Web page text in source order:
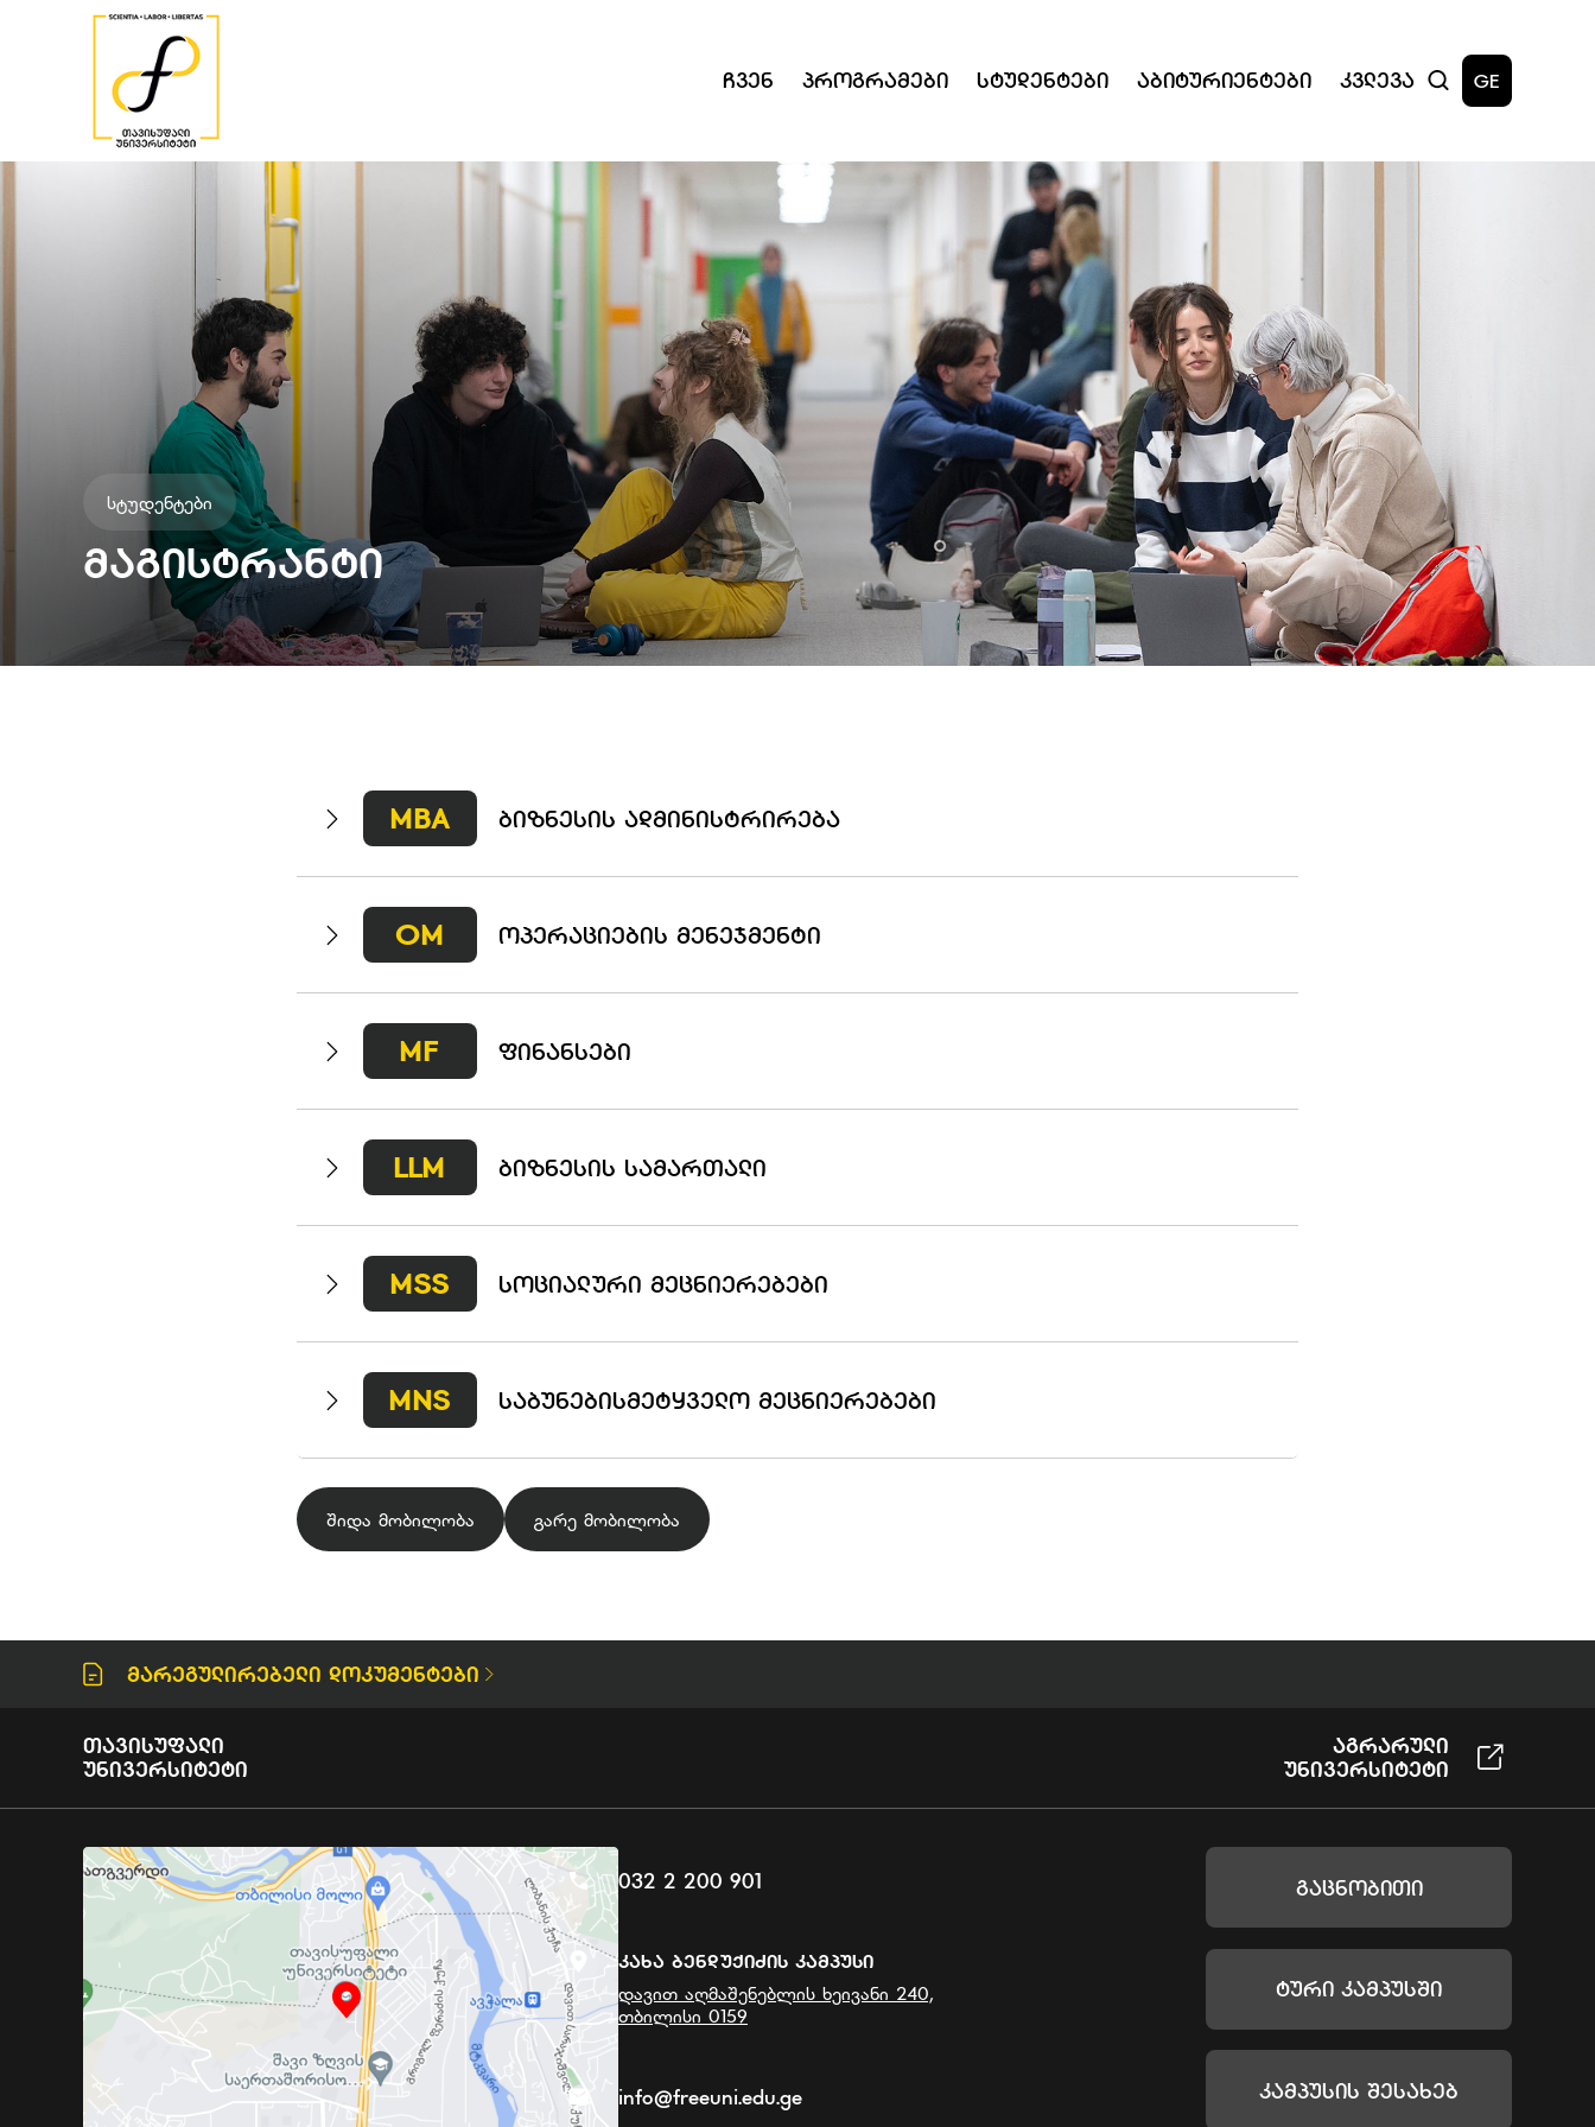
Ჩვენ Პროგრამები Სტუდენტები Აბიტურიენტები Კვლევა GE
სტუდენტები
Მაგისტრანტი
MBA ᲑᲘᲖᲜᲔᲡᲘᲡ ᲐᲓᲛᲘᲜᲘᲡᲢᲠᲘᲠᲔᲑᲐ
OM ᲝᲞᲔᲠᲐᲪᲘᲔᲑᲘᲡ ᲛᲔᲜᲔᲯᲛᲔᲜᲢᲘ
MF ᲤᲘᲜᲐᲜᲡᲔᲑᲘ
LLM ᲑᲘᲖᲜᲔᲡᲘᲡ ᲡᲐᲛᲐᲠᲗᲐᲚᲘ
MSS ᲡᲝᲪᲘᲐᲚᲣᲠᲘ ᲛᲔᲪᲜᲘᲔᲠᲔᲑᲔᲑᲘ
MNS ᲡᲐᲑᲣᲜᲔᲑᲘᲡᲛᲔᲢᲧᲕᲔᲚᲝ ᲛᲔᲪᲜᲘᲔᲠᲔᲑᲔᲑᲘ
შიდა მობილობა გარე მობილობა
Მარეგულირებელი Დოკუმენტები
Თავისუფალი
Უნივერსიტეტი
Აგრარული
Უნივერსიტეტი
032 2 200 901
Კახა Ბენდუქიძის Კამპუსი
დავით აღმაშენებლის ხეივანი 240,
თბილისი 0159
info@freeuni.edu.ge
Გაცნობითი
Ტური Კამპუსში
Კამპუსის Შესახებ